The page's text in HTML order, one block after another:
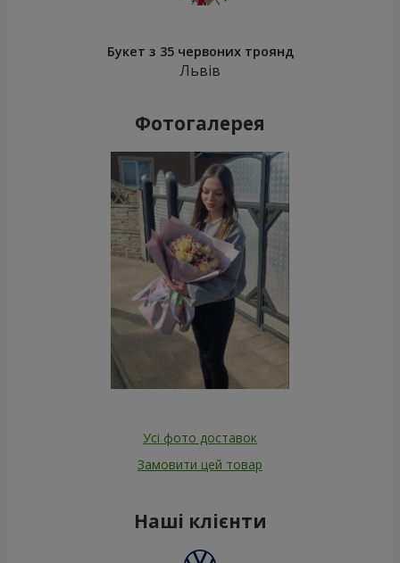
Букет з 35 червоних троянд
Львів
Фотогалерея
Усі фото доставок
Замовити цей товар
Наші клієнти